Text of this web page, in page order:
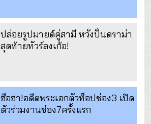
ปล่อยรูปมายด์คู่สามี หวังปั่นดราม่า
สุดท้ายทัวร์ลงเก้อ!
ฮือฮา!อดีตพระเอกตัวท็อปช่อง3 เปิด
ตัวร่วมงานช่อง7ครั้งแรก